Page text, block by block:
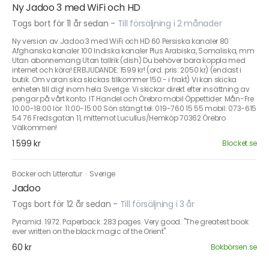
Ny Jadoo 3 med WiFi och HD
Togs bort för 11 år sedan - Till försäljning i 2 månader
Ny version av Jadoo 3 med WiFi och HD 60 Persiska kanaler 80
Afghanska kanaler 100 Indiska kanaler Plus Arabiska, Somaliska, mm
Utan abonnemang Utan tallrik (dish) Du behöver bara koppla med
internet och köra! ERBJUDANDE: 1599 kr! (ord. pris: 2050 kr) (endast i
butik. Om varan ska skickas tillkommer 150:- i frakt) Vi kan skicka
enheten till dig! inom hela Sverige. Vi skickar direkt efter insättning av
pengar på vårt konto. IT Handel och Örebro mobil Öppettider: Mån-Fre
10:00-18:00 lör: 11:00-15:00 Sön stängt tel: 019-760 15 55 mobil: 073-615
54 76 Fredsgatan 11, mittemot Lucullus/Hemköp 70362 Örebro
Välkommen!
1 599 kr Blocket.se
Böcker och Litteratur · Sverige
Jadoo
Togs bort för 12 år sedan - Till försäljning i 3 år
Pyramid. 1972. Paperback. 283 pages. Very good. "The greatest book
ever written on the black magic of the Orient".
60 kr Bokbörsen.se